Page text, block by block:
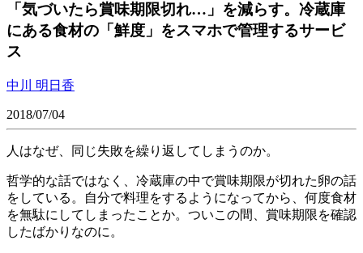
「気づいたら賞味期限切れ…」を減らす。冷蔵庫
にある食材の「鮮度」をスマホで管理するサービ
ス
中川 明日香
2018/07/04
人はなぜ、同じ失敗を繰り返してしまうのか。
哲学的な話ではなく、冷蔵庫の中で賞味期限が切れた卵の話
をしている。自分で料理をするようになってから、何度食材
を無駄にしてしまったことか。ついこの間、賞味期限を確認
したばかりなのに。